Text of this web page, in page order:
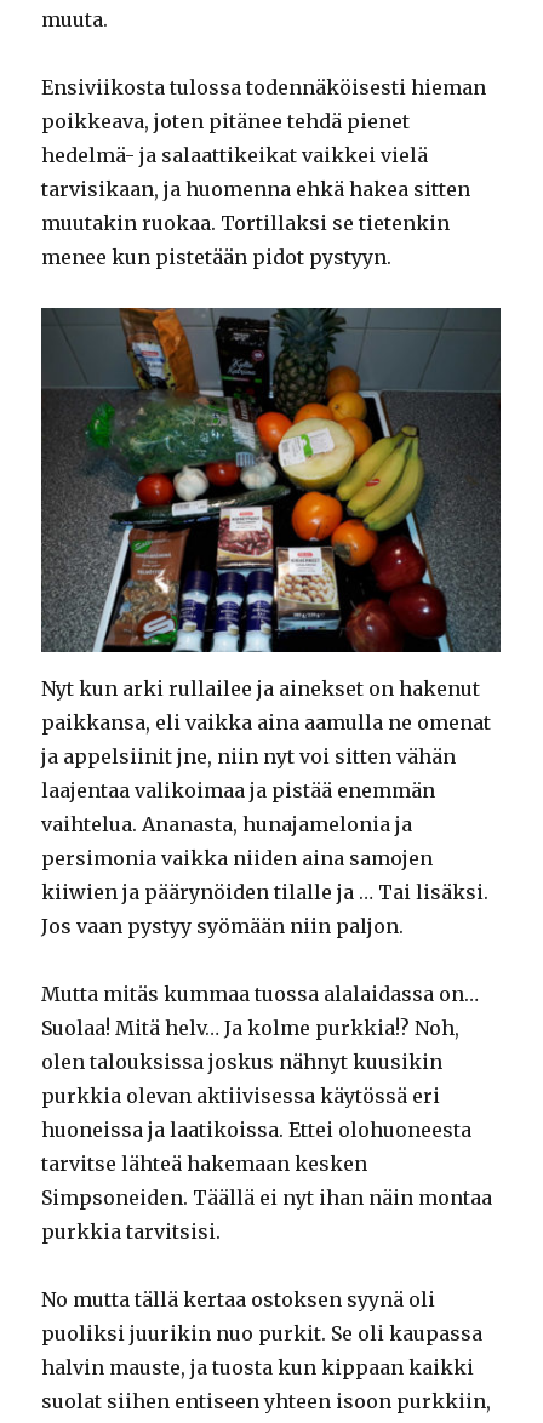
muuta.
Ensiviikosta tulossa todennäköisesti hieman
poikkeava, joten pitänee tehdä pienet
hedelmä- ja salaattikeikat vaikkei vielä
tarvisikaan, ja huomenna ehkä hakea sitten
muutakin ruokaa. Tortillaksi se tietenkin
menee kun pistetään pidot pystyyn.
Nyt kun arki rullailee ja ainekset on hakenut
paikkansa, eli vaikka aina aamulla ne omenat
ja appelsiinit jne, niin nyt voi sitten vähän
laajentaa valikoimaa ja pistää enemmän
vaihtelua. Ananasta, hunajamelonia ja
persimonia vaikka niiden aina samojen
kiiwien ja päärynöiden tilalle ja … Tai lisäksi.
Jos vaan pystyy syömään niin paljon.
Mutta mitäs kummaa tuossa alalaidassa on…
Suolaa! Mitä helv… Ja kolme purkkia!? Noh,
olen talouksissa joskus nähnyt kuusikin
purkkia olevan aktiivisessa käytössä eri
huoneissa ja laatikoissa. Ettei olohuoneesta
tarvitse lähteä hakemaan kesken
Simpsoneiden. Täällä ei nyt ihan näin montaa
purkkia tarvitsisi.
No mutta tällä kertaa ostoksen syynä oli
puoliksi juurikin nuo purkit. Se oli kaupassa
halvin mauste, ja tuosta kun kippaan kaikki
suolat siihen entiseen yhteen isoon purkkiin,